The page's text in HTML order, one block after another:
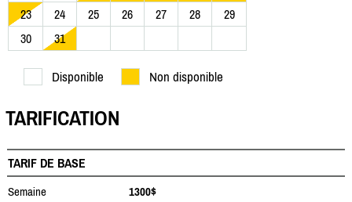
23
24 25 26 27 28
29
30
31
Disponible Non disponible
TARIFICATION
TARIF DE BASE
Semaine
1300$